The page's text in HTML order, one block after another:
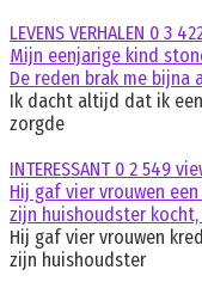
LEVENS VERHALEN 0 3
Mijn eenjarige kind
De reden brak me
Ik dacht altijd dat ik
zorgde
INTERESSANT0 2 549
Hij gaf vier vrouwen
zijn huishoudster
Hij gaf vier vrouwen
zijn huishoudster